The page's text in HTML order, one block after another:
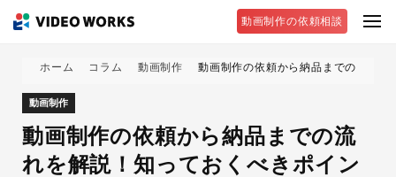
動画制作の依頼相談
ホーム コラム 動画制作 動画制作の依頼から納品までの流れ
動画制作
動画制作の依頼から納品までの流
れを解説！知っておくべきポイン